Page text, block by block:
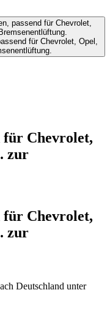
für Chevrolet, Opel,
für Chevrolet,
zur
für Chevrolet,
zur
Deutschland unter